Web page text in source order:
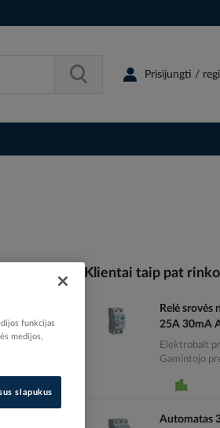
Prisijungti /
Klientai taip pat
Relė srovės
25A 30mA
Elektrobalt
Gamintojo
Automatas
funkcijas
medijos,
slapukus